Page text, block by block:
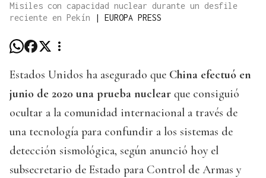
Misiles con capacidad nuclear durante un desfile
reciente en Pekín
| EUROPA PRESS
Estados Unidos ha asegurado que China efectuó en
junio de 2020 una prueba nuclear que consiguió
ocultar a la comunidad internacional a través de
una tecnología para confundir a los sistemas de
detección sismológica, según anunció hoy el
subsecretario de Estado para Control de Armas y